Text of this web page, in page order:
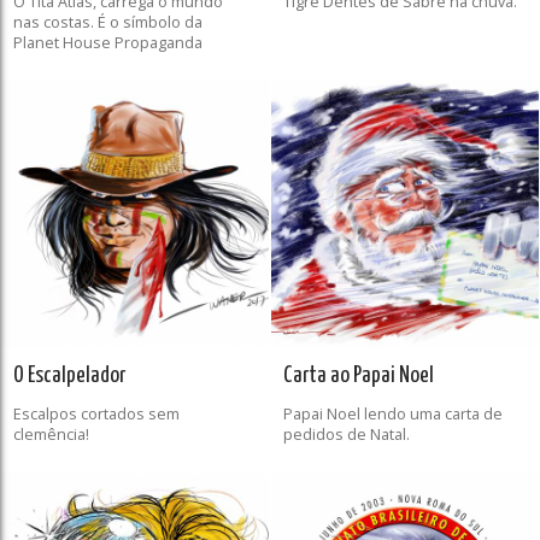
nas costas. É o símbolo da
Planet House Propaganda
O Escalpelador
Escalpos cortados sem
clemência!
Carta ao Papai Noel
Papai Noel lendo uma carta de
pedidos de Natal.